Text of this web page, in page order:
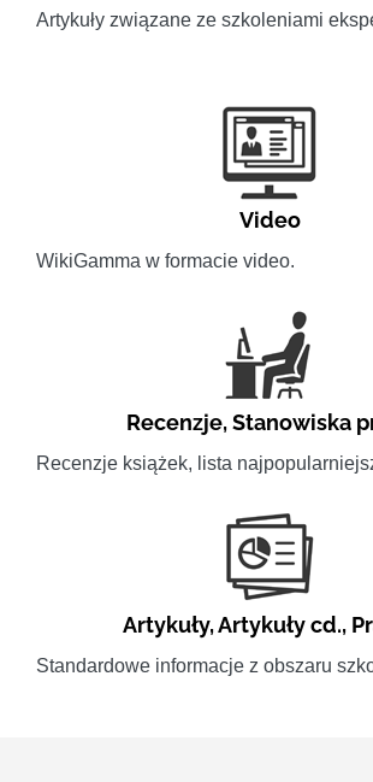
Artykuły związane ze szkoleniami
Video
WikiGamma w formacie video.
Recenzje,Stanowiska
Recenzje książek, lista
Artykuły,Artykuły cd.,
Standardowe informacje z obszaru